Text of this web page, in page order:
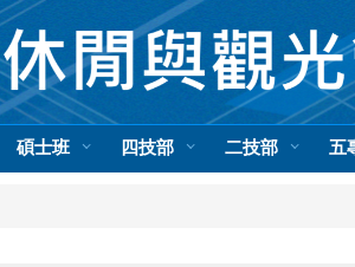
碩士班 四技部 二技部 五